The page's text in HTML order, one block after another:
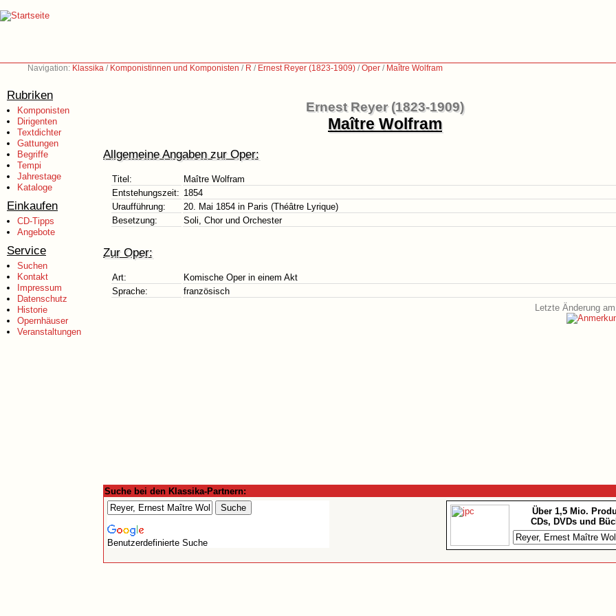
Navigation: Klassika / Komponistinnen und Komponisten / R / Ernest Reyer (1823-1909) /Oper / Maître Wolfram
Rubriken
Komponisten
Dirigenten
Textdichter
Gattungen
Begriffe
Tempi
Jahrestage
Kataloge
Einkaufen
CD-Tipps
Angebote
Service
Suchen
Kontakt
Impressum
Datenschutz
Historie
Opernhäuser
Veranstaltungen
Ernest Reyer (1823-1909)
Maître Wolfram
Allgemeine Angaben zur Oper:
Titel:
Maître Wolfram
Entstehungszeit: 1854
Uraufführung:
20. Mai 1854 in Paris (Théâtre Lyrique)
Besetzung:
Soli, Chor und Orchester
Zur Oper:
Art:
Komische Oper in einem Akt
Sprache:
französisch
Letzte Änderung
Suche bei den Klassika-Partnern:
Benutzerdefinierte Suche
Über 1,5 Mio.
CDs, DVDs und